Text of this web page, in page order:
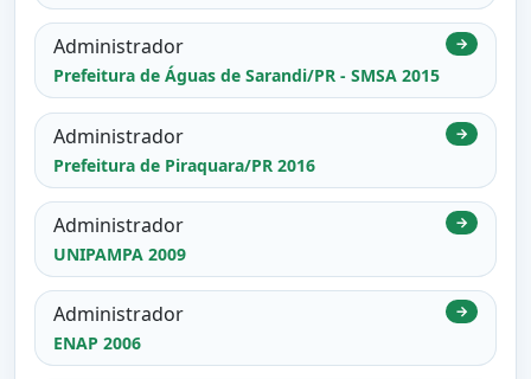
Administrador
Prefeitura de Águas de Sarandi/PR - SMSA 2015
→
Administrador
Prefeitura de Piraquara/PR 2016
→
Administrador
UNIPAMPA 2009
→
Administrador
ENAP 2006
→